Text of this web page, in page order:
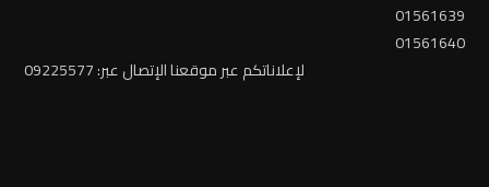
01561639
01561640
لإعلاناتكم عبر موقعنا الإتصال عبر: 09225577